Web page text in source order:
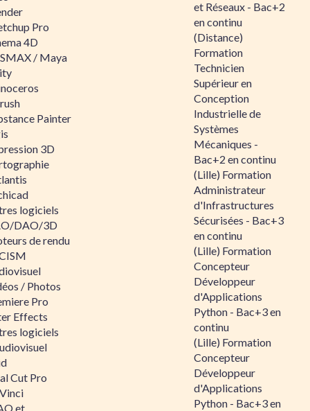
Pro
4D
/ Maya
Painter
3D
logiciels
DAO/3D
de rendu
/ Photos
Pro
Effects
logiciels
Cut Pro
et
et Réseaux - Bac+2
en continu
(Distance)
Formation
Technicien
Supérieur en
Conception
Industrielle de
Systèmes
Mécaniques -
Bac+2 en continu
(Lille) Formation
Administrateur
d'Infrastructures
Sécurisées - Bac+3
en continu
(Lille) Formation
Concepteur
Développeur
d'Applications
Python - Bac+3 en
continu
(Lille) Formation
Concepteur
Développeur
d'Applications
Python - Bac+3 en